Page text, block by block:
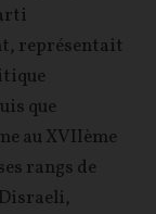
représentait
que
au XVIIème
rangs de